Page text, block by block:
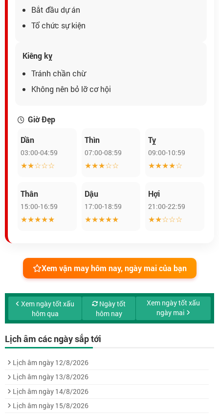
Bắt đầu dự án
Tổ chức sự kiện
Kiêng kỵ
Tránh chần chừ
Không nên bỏ lỡ cơ hội
Giờ Đẹp
Dần
03:00-04:59
★★☆☆☆
Thìn
07:00-08:59
★★★☆☆
Tỵ
09:00-10:59
★★★★☆
Thân
15:00-16:59
★★★★★
Dậu
17:00-18:59
★★★★★
Hợi
21:00-22:59
★★☆☆☆
Xem vận may hôm nay, ngày mai của bạn
Xem ngày tốt xấu
hôm qua
Ngày tốt
hôm nay
Xem ngày tốt xấu
ngày mai
Lịch âm các ngày sắp tới
Lịch âm ngày 12/8/2026
Lịch âm ngày 13/8/2026
Lịch âm ngày 14/8/2026
Lịch âm ngày 15/8/2026